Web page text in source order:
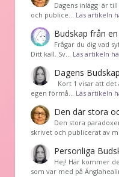
Dagens inlägg är
och publice… Läs artikeln
Budskap från
Frågar du dig vad
Ditt kall. Sv… Läs artikeln
Dagens
Kort 1 visar att
egen förmå… Läs artikeln
Den där stora
Den stora
skrivet och publicerat av
Personliga
Hej! Här kommer
som var med på